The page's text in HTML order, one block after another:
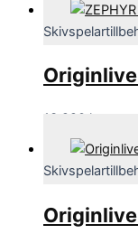
Originlive
13,990 kr
Originlive